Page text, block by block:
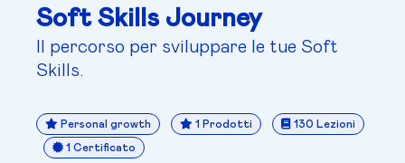
Soft Skills Journey
Il percorso per sviluppare le tue Soft
Skills.
Personal growth 1 Prodotti 130 Lezioni
1 Certificato